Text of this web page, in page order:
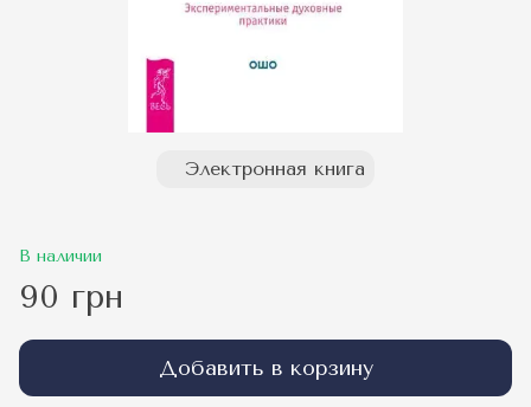
Электронная книга
В наличии
90 грн
Добавить в корзину